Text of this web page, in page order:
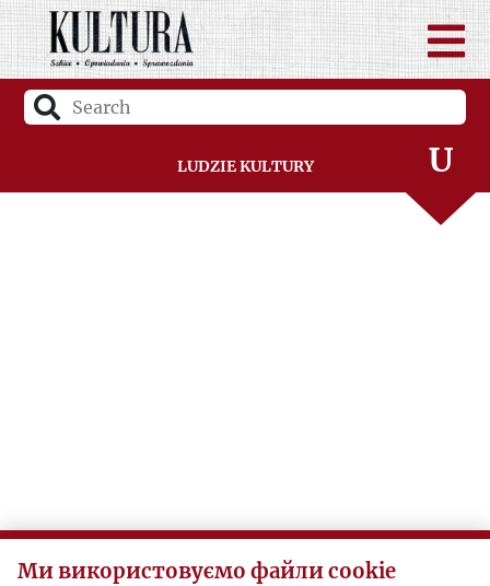
Ludzie Kultury
Ś
T
U
V
Ми використовуємо файли cookie